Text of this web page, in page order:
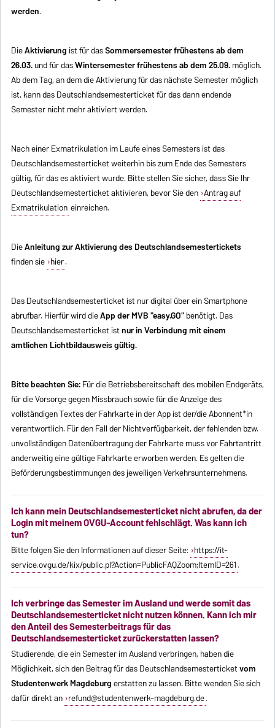
werden.
DieAktivierungist für dasSommersemester frühestens ab dem
26.03.und für dasWintersemester frühestens ab dem 25.09.möglich.
Ab dem Tag, an dem die Aktivierung für das nächste Semester möglich
ist, kann das Deutschlandsemesterticket für das dann endende
Semester nicht mehr aktiviert werden.
Nach einer Exmatrikulation im Laufe eines Semesters ist das
Deutschlandsemesterticket weiterhin bis zum Ende des Semesters
gültig, für das es aktiviert wurde. Bitte stellen Sie sicher, dass Sie Ihr
Deutschlandsemesterticket aktivieren, bevor Sie den Antrag auf
Exmatrikulation einreichen.
DieAnleitung zur Aktivierung des Deutschlandsemestertickets
finden sie hier.
Das Deutschlandsemesterticket ist nur digital über ein Smartphone
abrufbar. Hierfür wird dieApp der MVB "easy.GO"benötigt. Das
Deutschlandsemesterticket istnur in Verbindung mit einem
amtlichen Lichtbildausweisgültig.
Bitte beachten Sie:Für die Betriebsbereitschaft des mobilen Endgeräts,
für die Vorsorge gegen Missbrauch sowie für die Anzeige des
vollständigen Textes der Fahrkarte in der App ist der/die Abonnent*in
verantwortlich. Für den Fall der Nichtverfügbarkeit, der fehlenden bzw.
unvollständigen Datenübertragung der Fahrkarte muss vor Fahrtantritt
anderweitig eine gültige Fahrkarte erworben werden. Es gelten die
Beförderungsbestimmungen des jeweiligen Verkehrsunternehmens.
Ich kann mein Deutschlandsemesterticket nicht abrufen, da der
Login mit meinem OVGU-Account fehlschlägt. Was kann ich
tun?
Bitte folgen Sie den Informationen auf dieser Seite: https://it-
service.ovgu.de/kix/public.pl?Action=PublicFAQZoom;ItemID=261.
Ich verbringe das Semester im Ausland und werde somit das
Deutschlandsemesterticket nicht nutzen können. Kann ich mir
den Anteil des Semesterbeitrags für das
Deutschlandsemesterticket zurückerstatten lassen?
Studierende, die ein Semester im Ausland verbringen, haben die
Möglichkeit, sich den Beitrag für das Deutschlandsemesterticketvom
Studentenwerk Magdeburgerstatten zu lassen. Bitte wenden Sie sich
dafür direkt an refund@studentenwerk-magdeburg.de.